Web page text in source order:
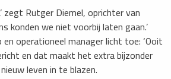
zegt Rutger Diemel, oprichter van
konden we niet voorbij laten gaan.’
operationeel manager licht toe: ‘Ooit
en dat maakt het extra bijzonder
leven in te blazen.